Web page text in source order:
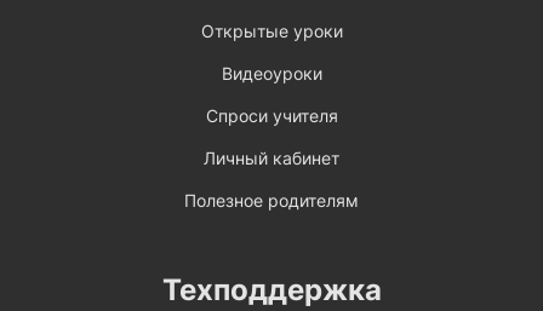
Открытые уроки
Видеоуроки
Спроси учителя
Личный кабинет
Полезное родителям
Техподдержка